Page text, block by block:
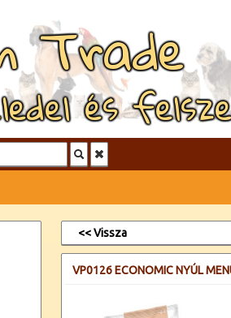
Trade
és
<< Vissza
VP0126 ECONOMIC NYÚL